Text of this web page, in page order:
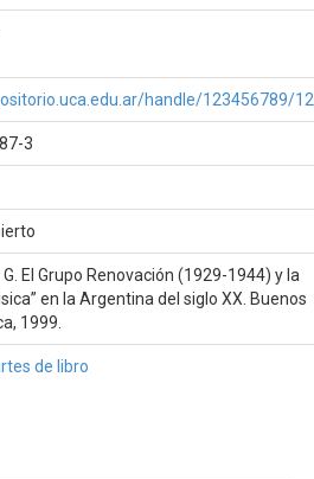
handle/123456789/
3
El Grupo Renovación (1929-1944) y la
en la Argentina del siglo XX. Buenos
1999.
de libro